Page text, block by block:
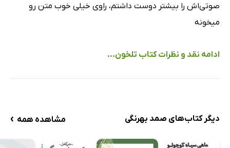
صوتی‌اش را بیشتر دوست داشتم، راوی خیلی خوب متن رو
میخونه
ادامه نقد و نظرات کتاب تلخون...
دیگر کتاب‌های صمد بهرنگی مشاهده همه ›